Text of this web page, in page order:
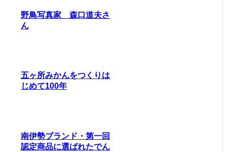
野鳥写真家 森口道夫さ
ん
五ヶ所みかんをつくりは
じめて100年
南伊勢ブランド・第一回
認定商品に選ばれたでん